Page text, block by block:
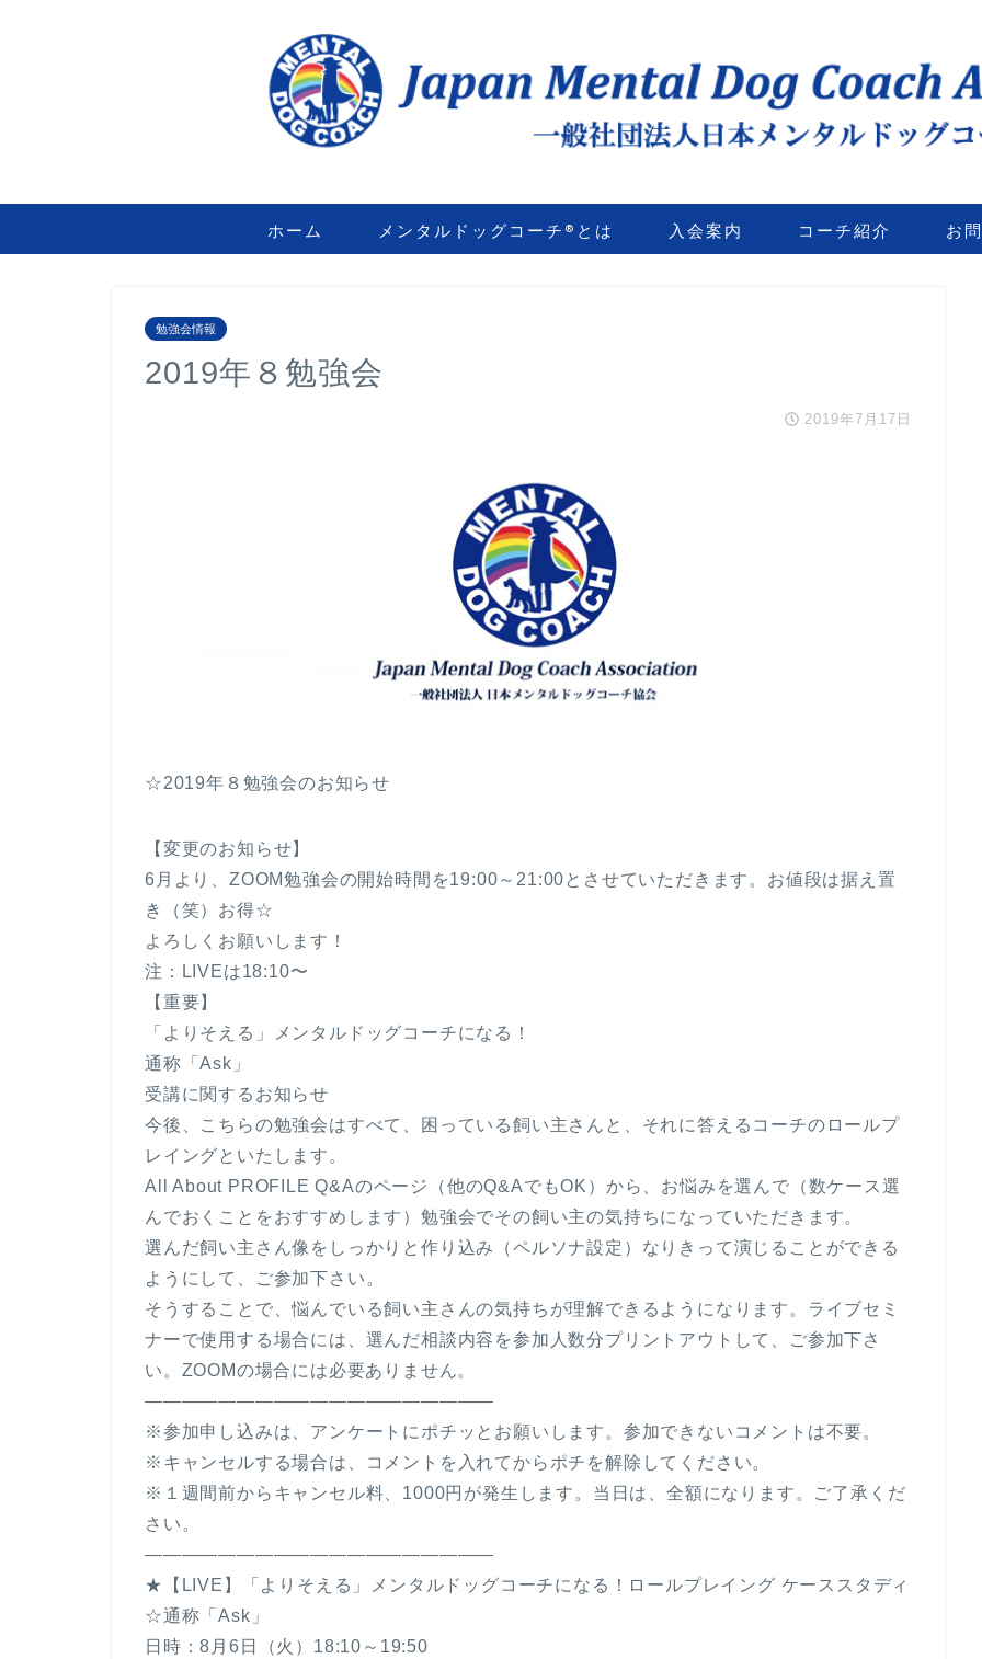
ホーム メンタルドッグコーチ®とは 入会案内 コーチ紹介 お
勉強会情報
2019年８勉強会
2019年7月17日
☆2019年８勉強会のお知らせ
【変更のお知らせ】
6月より、ZOOM勉強会の開始時間を19:00～21:00とさせていただきます。お値段は据え置
き（笑）お得☆
よろしくお願いします！
注：LIVEは18:10〜
【重要】
「よりそえる」メンタルドッグコーチになる！
通称「Ask」
受講に関するお知らせ
今後、こちらの勉強会はすべて、困っている飼い主さんと、それに答えるコーチのロールプ
レイングといたします。
All About PROFILE Q&Aのページ（他のQ&AでもOK）から、お悩みを選んで（数ケース選
んでおくことをおすすめします）勉強会でその飼い主の気持ちになっていただきます。
選んだ飼い主さん像をしっかりと作り込み（ペルソナ設定）なりきって演じることができる
ようにして、ご参加下さい。
そうすることで、悩んでいる飼い主さんの気持ちが理解できるようになります。ライブセミ
ナーで使用する場合には、選んだ相談内容を参加人数分プリントアウトして、ご参加下さ
い。ZOOMの場合には必要ありません。
———————————————————
※参加申し込みは、アンケートにポチッとお願いします。参加できないコメントは不要。
※キャンセルする場合は、コメントを入れてからポチを解除してください。
※１週間前からキャンセル料、1000円が発生します。当日は、全額になります。ご了承くだ
さい。
———————————————————
★【LIVE】「よりそえる」メンタルドッグコーチになる！ロールプレイング ケーススタディ
☆通称「Ask」
日時：8月6日（火）18:10～19:50